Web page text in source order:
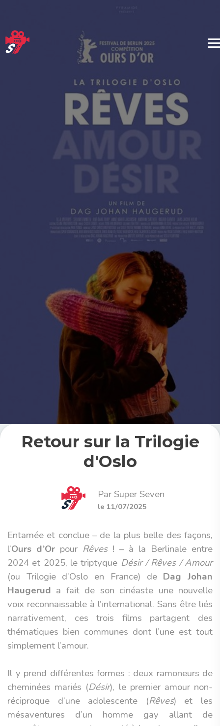
Retour sur la Trilogie
d'Oslo
Par Super Seven
le 11/07/2025
Entamée et conclue – de la plus belle des façons,
l’Ours d’Or pour Rêves! – à la Berlinale entre
2024 et 2025, le triptyque Désir / Rêves / Amour
(ou Trilogie d’Oslo en France) de Dag Johan
Haugerud a fait de son cinéaste une nouvelle
voix reconnaissable à l’international. Sans être liés
narrativement, ces trois films partagent des
thématiques bien communes dont l’une est tout
simplement l’amour.
Il y prend différentes formes : deux ramoneurs de
cheminées mariés (Désir), le premier amour non-
réciproque d’une adolescente (Rêves) et les
mésaventures d’un homme gay allant de